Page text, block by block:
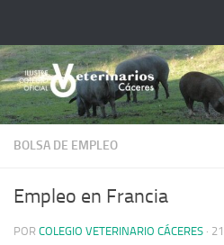
BOLSA DE EMPLEO
Empleo en Francia
POR COLEGIO VETERINARIO CÁCERES ·